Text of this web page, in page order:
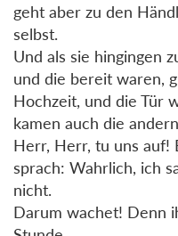
geht aber zu den
selbst.
Und als sie hingingen
und die bereit waren,
Hochzeit, und die Tür
kamen auch die
Herr, Herr, tu uns auf!
sprach: Wahrlich, ich
nicht.
Darum wachet! Denn